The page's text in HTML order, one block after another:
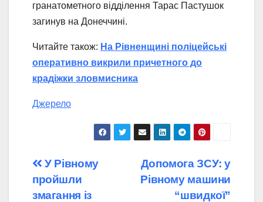
гранатометного відділення Тарас Пастушок
загинув на Донеччині.
Читайте також: На Рівненщині поліцейські
оперативно викрили причетного до
крадіжки зловмисника
Джерело
Навігація
записів
Допомога ЗСУ: у
Рівному машини
“швидкої”
У Рівному
пройшли
змагання із